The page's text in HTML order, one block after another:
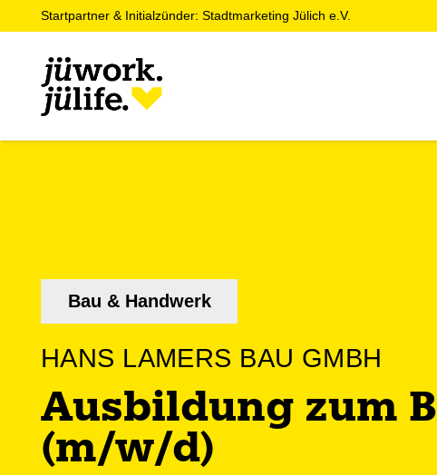
Startpartner & Initialzünder: Stadtmarketing Jülich e.V.
Bau & Handwerk
HANS LAMERS BAU GMBH
Ausbildung zum
(m/w/d)